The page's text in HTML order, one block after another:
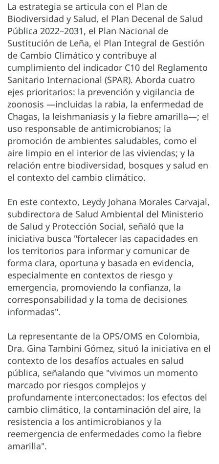
La estrategia se articula con el Plan de
Biodiversidad y Salud, el Plan Decenal de Salud
Pública 2022–2031, el Plan Nacional de
Sustitución de Leña, el Plan Integral de Gestión
de Cambio Climático y contribuye al
cumplimiento del indicador C10 del Reglamento
Sanitario Internacional (SPAR). Aborda cuatro
ejes prioritarios: la prevención y vigilancia de
zoonosis —incluidas la rabia, la enfermedad de
Chagas, la leishmaniasis y la fiebre amarilla—; el
uso responsable de antimicrobianos; la
promoción de ambientes saludables, como el
aire limpio en el interior de las viviendas; y la
relación entre biodiversidad, bosques y salud en
el contexto del cambio climático.
En este contexto, Leydy Johana Morales Carvajal,
subdirectora de Salud Ambiental del Ministerio
de Salud y Protección Social, señaló que la
iniciativa busca "fortalecer las capacidades en
los territorios para informar y comunicar de
forma clara, oportuna y basada en evidencia,
especialmente en contextos de riesgo y
emergencia, promoviendo la confianza, la
corresponsabilidad y la toma de decisiones
informadas".
La representante de la OPS/OMS en Colombia,
Dra. Gina Tambini Gómez, situó la iniciativa en el
contexto de los desafíos actuales en salud
pública, señalando que "vivimos un momento
marcado por riesgos complejos y
profundamente interconectados: los efectos del
cambio climático, la contaminación del aire, la
resistencia a los antimicrobianos y la
reemergencia de enfermedades como la fiebre
amarilla".